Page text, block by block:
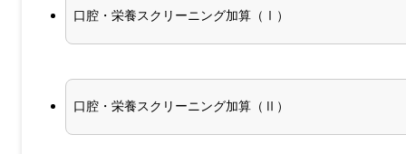
口腔・栄養スクリーニング加算（Ⅰ）
口腔・栄養スクリーニング加算（Ⅱ）